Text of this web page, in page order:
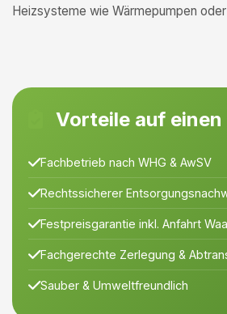
Heizsysteme wie Wärmepumpen oder
Vorteile auf einen
Fachbetrieb nach WHG & AwSV
Rechtssicherer
Festpreisgarantie inkl. Anfahrt
Fachgerechte Zerlegung &
Sauber & Umweltfreundlich